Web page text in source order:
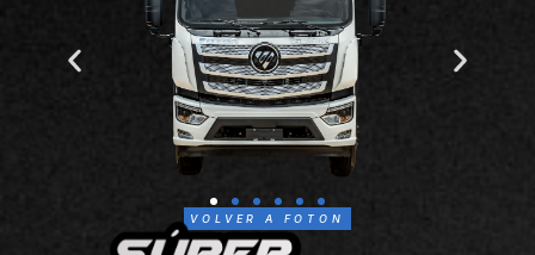
VOLVER A FOTON